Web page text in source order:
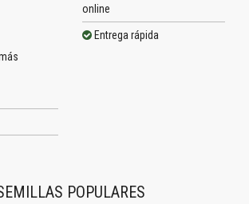
online
Entrega rápida
POPULARES